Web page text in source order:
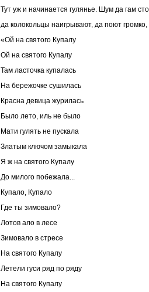
Тут уж и начинается гулянье. Шум да гам
да колокольцы наигрывают, да поют
«Ой на святого Купалу
Ой на святого Купалу
Там ласточка купалась
На бережочке сушилась
Красна девица журилась
Было лето, иль не было
Мати гулять не пускала
Златым ключом замыкала
Я ж на святого Купалу
До милого побежала...
Купало, Купало
Где ты зимовало?
Лотов ало в лесе
Зимовало в стресе
На святого Купалу
Летели гуси ряд по ряду
На святого Купалу